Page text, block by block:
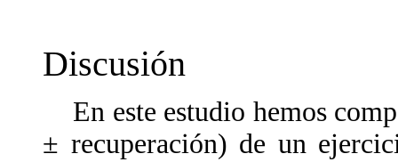
Discusión
En este estudio hemos
± recuperación) de un